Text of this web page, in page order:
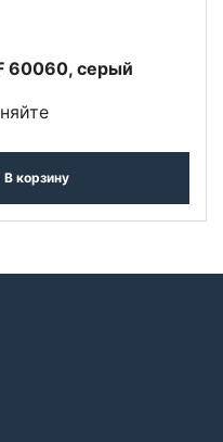
60060, серый
В корзину